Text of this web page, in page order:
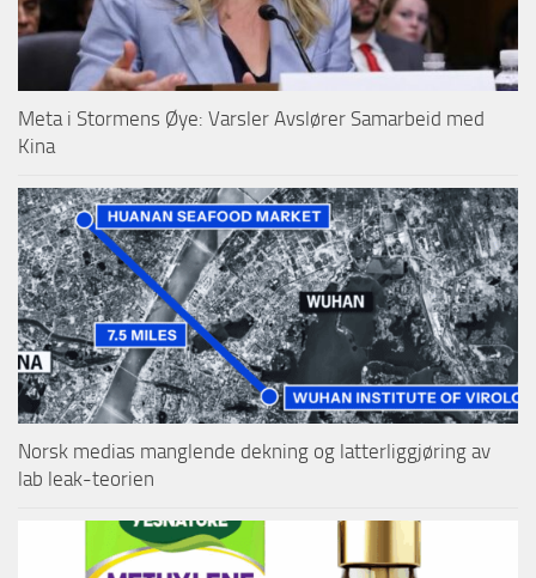
Meta i Stormens Øye: Varsler Avslører Samarbeid med
Kina
Norsk medias manglende dekning og latterliggjøring av
lab leak-teorien